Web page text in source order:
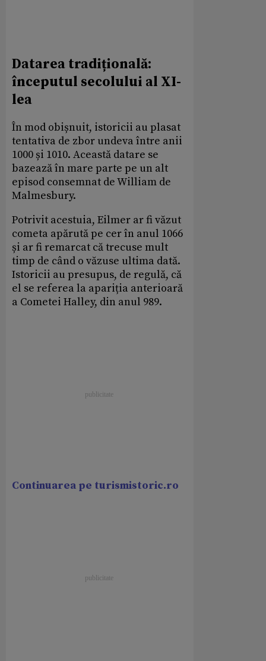
Datarea tradițională:
începutul secolului al XI-
lea
În mod obișnuit, istoricii au plasat
tentativa de zbor undeva între anii
1000 și 1010. Această datare se
bazează în mare parte pe un alt
episod consemnat de William de
Malmesbury.
Potrivit acestuia, Eilmer ar fi văzut
cometa apărută pe cer în anul 1066
și ar fi remarcat că trecuse mult
timp de când o văzuse ultima dată.
Istoricii au presupus, de regulă, că
el se referea la apariția anterioară
a Cometei Halley, din anul 989.
Continuarea pe turismistoric.ro